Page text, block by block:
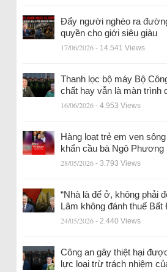
Đẩy người nghèo ra
quyền cho giới siêu giàu
17/06/2026 - 14.541 Views
Thanh lọc bộ máy Bộ
chất hay vẫn là màn trình
16/06/2026 - 4.953 Views
Hàng loạt trẻ em ven
khẩn cầu bà Ngô Phương
28/05/2026 - 3.793 Views
“Nhà là để ở, không phải
Lâm không đánh thuế
24/05/2026 - 2.440 Views
Công an gây thiệt hại
lực loại trừ trách nhiệm